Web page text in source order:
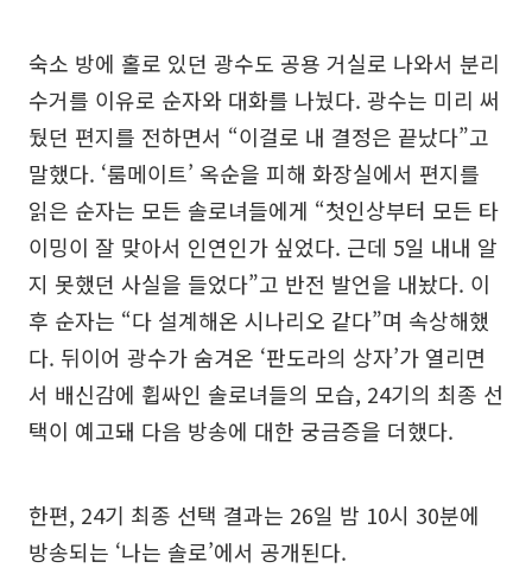
숙소 방에 홀로 있던 광수도 공용 거실로 나와서 분리
수거를 이유로 순자와 대화를 나눴다. 광수는 미리 써
뒀던 편지를 전하면서 “이걸로 내 결정은 끝났다”고
말했다. ‘룸메이트’ 옥순을 피해 화장실에서 편지를
읽은 순자는 모든 솔로녀들에게 “첫인상부터 모든 타
이밍이 잘 맞아서 인연인가 싶었다. 근데 5일 내내 알
지 못했던 사실을 들었다”고 반전 발언을 내놨다. 이
후 순자는 “다 설계해온 시나리오 같다”며 속상해했
다. 뒤이어 광수가 숨겨온 ‘판도라의 상자’가 열리면
서 배신감에 휩싸인 솔로녀들의 모습, 24기의 최종 선
택이 예고돼 다음 방송에 대한 궁금증을 더했다.
한편, 24기 최종 선택 결과는 26일 밤 10시 30분에
방송되는 ‘나는 솔로’에서 공개된다.